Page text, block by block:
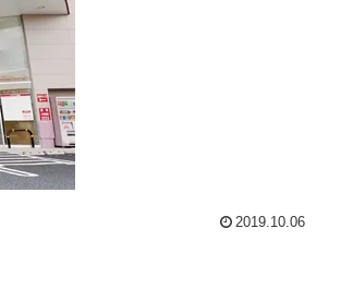
2019.10.06